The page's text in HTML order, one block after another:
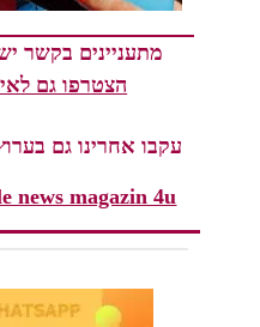
מתעניינים בקשר
הצטרפו גם
עקבו אחרינו גם
news magazin 4u